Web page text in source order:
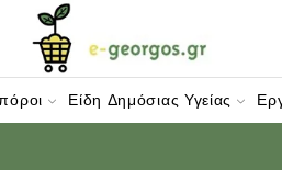
Είδη Δημόσιας Υγείας